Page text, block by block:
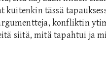
tässä
konfliktin
siitä, mitä tapahtui ja